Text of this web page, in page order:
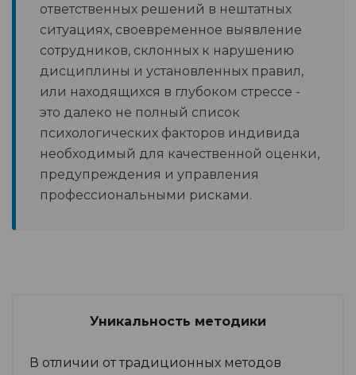
ответственных решений в нештатных
ситуациях, своевременное выявление
сотрудников, склонных к нарушению
дисциплины и установленных правил,
или находящихся в глубоком стрессе -
это далеко не полный список
психологических факторов индивида
необходимый для качественной оценки,
предупреждения и управления
профессиональными рисками.
Уникальность методики
В отличии от традиционных методов